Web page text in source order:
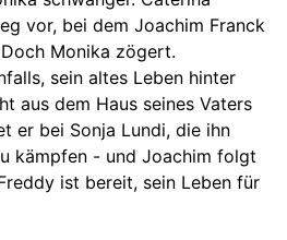
vor, bei dem Joachim Franck
Monika zögert.
sein altes Leben hinter
aus dem Haus seines Vaters
er bei Sonja Lundi, die ihn
kämpfen - und Joachim folgt
ist bereit, sein Leben für